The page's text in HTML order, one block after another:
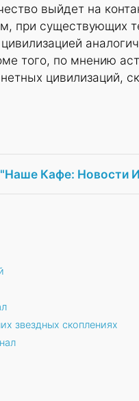
выйдет на
при существующих
того, по мнению
цивилизаций,
"Наше Кафе: Новости
звездных скоплениях